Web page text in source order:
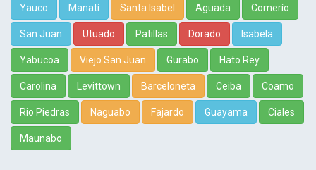
Yauco Manatí Santa Isabel Aguada Comerío
San Juan Utuado Patillas Dorado Isabela
Yabucoa Viejo San Juan Gurabo Hato Rey
Carolina Levittown Barceloneta Ceiba Coamo
Rio Piedras Naguabo Fajardo Guayama Ciales
Maunabo